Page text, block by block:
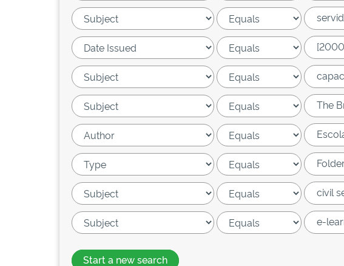
Start a new search